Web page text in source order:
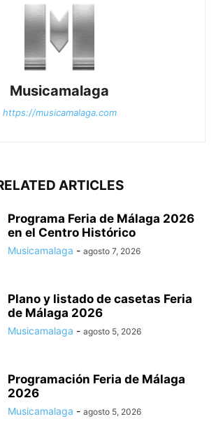
Musicamalaga
https://musicamalaga.com
ARTICLES
Programa Feria de Málaga 2026
en el Centro Histórico
Musicamalaga - agosto 7, 2026
Plano y listado de casetas Feria
de Málaga 2026
Musicamalaga - agosto 5, 2026
Programación Feria de Málaga
2026
Musicamalaga - agosto 5, 2026